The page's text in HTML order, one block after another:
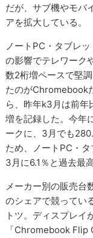
だが、サブ機やモバ
アを拡大している。
ノートPC・タブレ
の影響でテレワーク
数2桁増ペースで堅
たのがChromebook
ら、昨年k3月は前年
増を記録した。今年
ークに、3月でも
ため、ノートPC・
3月に6.1％と過去最
メーカー別の販売台
のシェアで競ってい
トツ。ディスプレ
「Chromebook Flip